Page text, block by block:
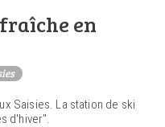
en
Saisies. La station de ski
d'hiver".